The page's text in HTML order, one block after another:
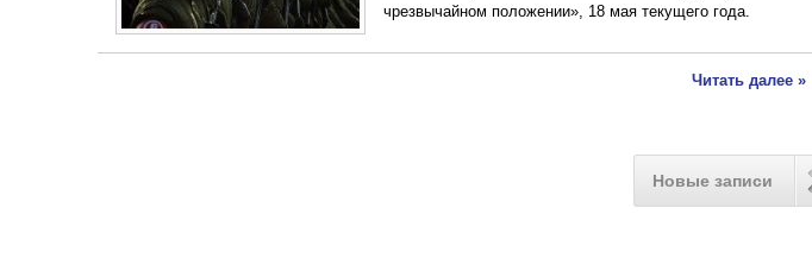
чрезвычайном положении», 18 мая текущего года.
Читать далее »
Новые записи